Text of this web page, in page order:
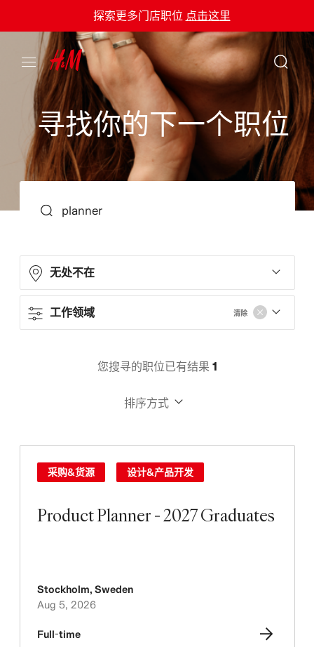
探索更多门店职位 点击这里
寻找你的下一个职位
无处不在
工作领域 清除
您搜寻的职位已有结果 1
排序方式
Product Planner - 2027 Graduates
采购&货源 设计&产品开发
Stockholm, Sweden
Aug 5, 2026
Full-time